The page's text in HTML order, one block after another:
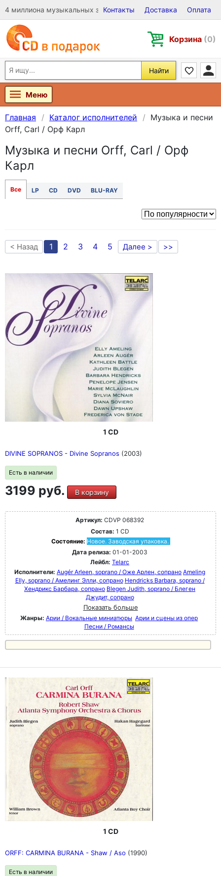
4 миллиона музыкальных записей на Виниле, CD и DVD
Контакты Доставка Оплата
Корзина (0)
Найти
Меню
Главная Каталог исполнителей
Музыка и песни
Orff, Carl / Орф Карл
Музыка и песни Orff, Carl / Орф
Карл
Все LP CD DVD BLU-RAY
< Назад 1 2 3 4 5 Далее > >>
1 CD
DIVINE SOPRANOS - Divine Sopranos (2003)
Есть в наличии
3199 руб. В корзину
Артикул: CDVP 068392
Состав: 1 CD
Состояние: Новое. Заводская упаковка.
Дата релиза: 01-01-2003
Лейбл: Telarc
Исполнители: Augér Arleen, soprano / Оже Арлен, сопрано Ameling
Elly, soprano / Амелинг Элли, сопрано Hendricks Barbara, soprano /
Хендрикс Барбара, сопрано Blegen Judith, soprano / Блеген
Джудит, сопрано
Показать больше
Жанры: Арии / Вокальные миниатюры Арии и сцены из опер
Песни / Романсы
1 CD
ORFF: CARMINA BURANA - Shaw / Aso (1990)
Есть в наличии